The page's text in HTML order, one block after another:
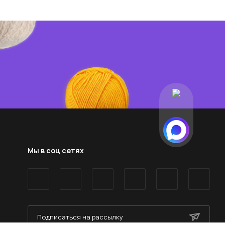
Мы в соц сетях
Подписаться на рассылку